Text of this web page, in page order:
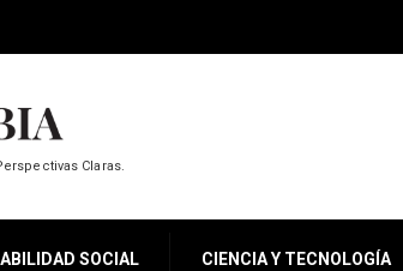
Claras.
SOCIAL CIENCIA Y TECNOLOGÍA